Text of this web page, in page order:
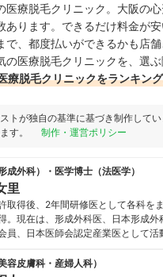
療脱毛クリニック。大阪の心
あります。できるだけ料金が
、 都度払いができるかも店
の医療脱毛クリニックを、選
療脱毛クリニックをランキン
トが独自の基準に基づき制作してい
す。
制作・運営ポリシー
成外科）・医学博士（法医学）
里
取得後、2年間研修医として各科を
。現在は、形成外科医、日本形成
員、日本医師会認定産業医として
まなぶくん」 ・テレビ東京「業界
容皮膚科・産婦人科）